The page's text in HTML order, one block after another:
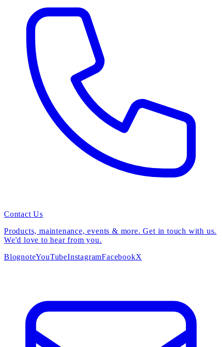
Contact Us
Products, maintenance, events & more. Get in touch with us.
We'd love to hear from you.
BlognoteYouTubeInstagramFacebookX